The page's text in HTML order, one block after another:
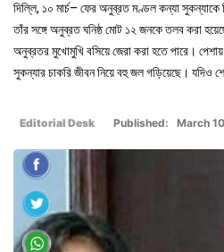
দিল্লি, ১০ মার্চ– ফের অনুব্রত মণ্ডল কন্যা
তাঁর সঙ্গে অনুব্রত ঘনিষ্ঠ মোট ১২ জনকে তলব করা
অনুব্রতর মুখোমুখি বসিয়ে জেরা করা হতে পারে।
সুকন্যার চাকরি জীবন নিয়ে বহু জল গড়িয়েছে। যদিও
Editorial Desk Published: March